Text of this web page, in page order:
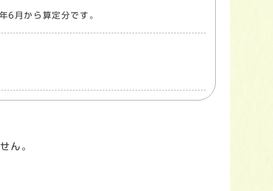
6月から算定分です。
ん。